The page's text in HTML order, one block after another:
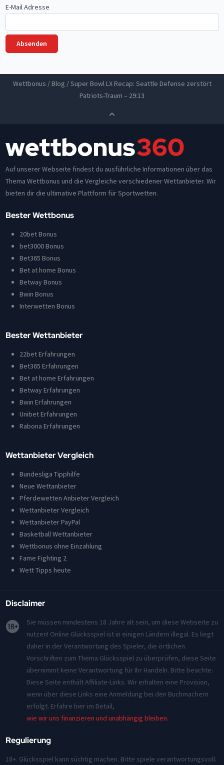
E-Mail Adresse
Wettbonus / Blog /Super Bowl LX Recap: Seattle Defense zerstört
Patriots-Traum – 29:13
Auf unserer Webseite findest du ausführliche Informationen über das
Thema Wettbonus und die Vergleiche verschiedener Wettanbieter. Wir
bieten dir die ultimative Plattform für Sportwetten.
Bester Wettbonus
20bet Bonus
bet3000 Bonus
Bet365 Bonus
Bet at home Bonus
Betway Bonus
Bwin Bonus
Interwetten Bonus
Bester Wettanbieter
22bet Erfahrungen
Bet365 Erfahrungen
Bet at home Erfahrungen
Betway Erfahrungen
Bwin Erfahrungen
Unibet Erfahrungen
Rabona Erfahrungen
Wettanbieter Vergleich
Bundesliga Tipphilfe
Neue Wettanbieter
Pferdewetten Anbieter Vergleich
Wettanbieter Vergleich
Wettanbieter PayPal
Basketball Wettanbieter
Wettbonus ohne Einzahlung
Fame Fighting 2
Wett Tipps heute
Disclaimer
Sie müssen mindestens 18 Jahre alt sein, um diese Webseite zu
nutzen! Online Glücksspiel ist in einigen Ländern illegal. Es liegt
daher in der Verantwortung des Spieler, die örtlichen
Vorschriften zum Thema Glücksspiel zu überprüfen, diese Seite
übernimmt keine Verantwortung für Ihr Handeln. Bitte beachte:
Diese Seite enthält Affiliate-Links. Wir erhalten eine Provision,
wenn über diese Links eine Anmeldung bei den Buchmachern
erfolgt. Erfahre hier im Detail,
wie wir uns finanzieren und unabhängig bleiben.
Regulierung
18+. Glücksspiel kann süchtig machen. Bitte spiele verantwortungsvoll.